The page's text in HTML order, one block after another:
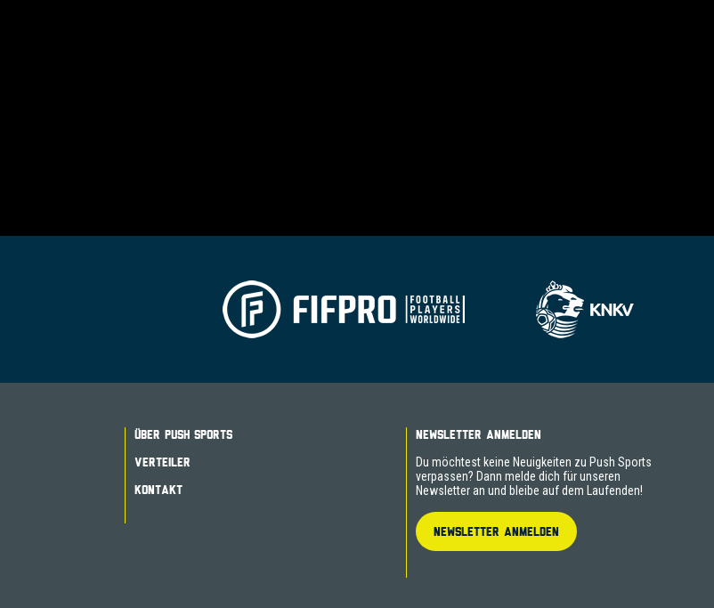
ÜBER PUSH SPORTS
VERTEILER
KONTAKT
NEWSLETTER ANMELDEN
Du möchtest keine Neuigkeiten zu Push Sports
verpassen? Dann melde dich für unseren
Newsletter an und bleibe auf dem Laufenden!
NEWSLETTER ANMELDEN